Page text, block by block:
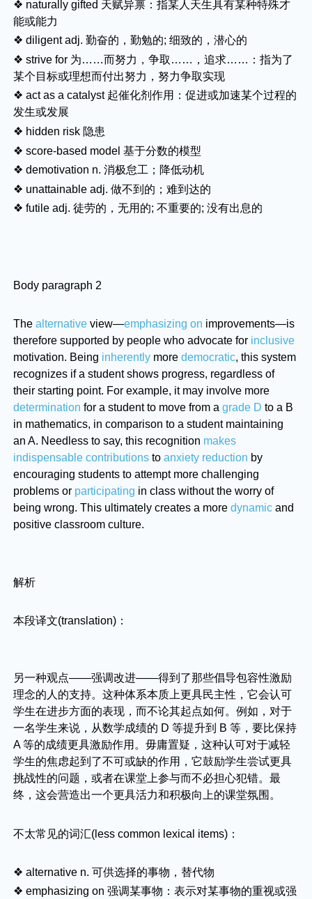
❖ naturally gifted 天赋异禀：指某人天生具有某种特殊才
能或能力
❖ diligent adj. 勤奋的，勤勉的; 细致的，潜心的
❖ strive for 为……而努力，争取……，追求……：指为了
某个目标或理想而付出努力，努力争取实现
❖ act as a catalyst 起催化剂作用：促进或加速某个过程的
发生或发展
❖ hidden risk 隐患
❖ score-based model 基于分数的模型
❖ demotivation n. 消极怠工；降低动机
❖ unattainable adj. 做不到的；难到达的
❖ futile adj. 徒劳的，无用的; 不重要的; 没有出息的
Body paragraph 2
Thealternativeview—emphasizing on improvements—is
therefore supported by people who advocate for inclusive
motivation. Being inherently moredemocratic, this system
recognizes if a student shows progress, regardless of
their starting point. For example, it may involve more
determinationfor a student to move from agrade D to a B
in mathematics, in comparison to a student maintaining
an A. Needless to say, this recognition makes
indispensable contributions toanxiety reduction by
encouraging students to attempt more challenging
problems or participating in class without the worry of
being wrong. This ultimately creates a moredynamicand
positive classroom culture.
解析
本段译文(translation)：
另一种观点——强调改进——得到了那些倡导包容性激励
理念的人的支持。这种体系本质上更具民主性，它会认可
学生在进步方面的表现，而不论其起点如何。例如，对于
一名学生来说，从数学成绩的 D 等提升到 B 等，要比保持
A 等的成绩更具激励作用。毋庸置疑，这种认可对于减轻
学生的焦虑起到了不可或缺的作用，它鼓励学生尝试更具
挑战性的问题，或者在课堂上参与而不必担心犯错。最
终，这会营造出一个更具活力和积极向上的课堂氛围。
不太常见的词汇(less common lexical items)：
❖ alternative n. 可供选择的事物，替代物
❖ emphasizing on 强调某事物：表示对某事物的重视或强